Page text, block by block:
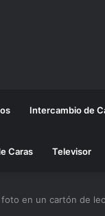
Intercambio de
Caras Televisor
en un cartón de